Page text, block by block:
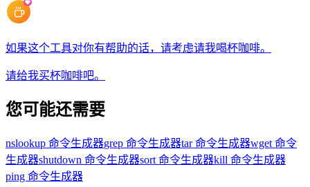
如果这个工具对你有帮助的话，请考虑请我喝杯咖啡。
请给我买杯咖啡吧。
您可能还需要
nslookup 命令生成器grep 命令生成器tar 命令生成器wget 命令
生成器shutdown 命令生成器sort 命令生成器kill 命令生成器
ping 命令生成器